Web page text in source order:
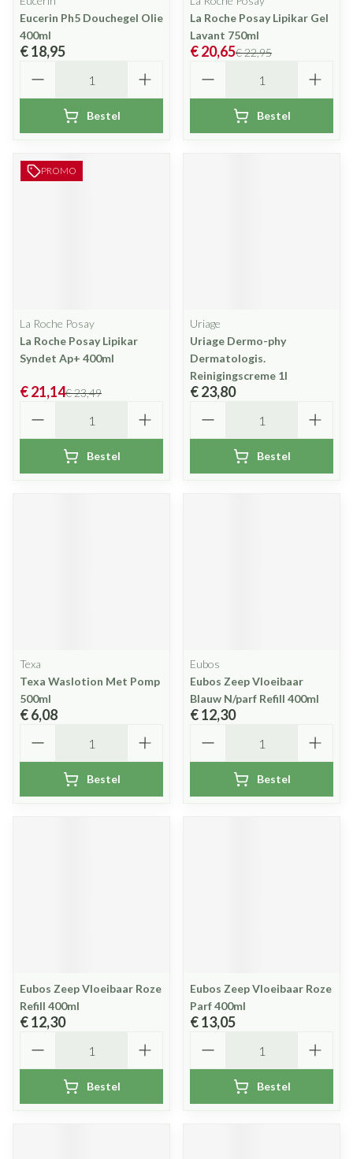
Eucerin Ph5 Douchegel Olie
400ml
€ 18,95
Bestel
La Roche Posay Lipikar Gel
Lavant 750ml
€ 22,95
€ 20,65
Bestel
PROMO
La Roche Posay
La Roche Posay Lipikar
Syndet Ap+ 400ml
€ 23,49
€ 21,14
Bestel
Uriage
Uriage Dermo-phy
Dermatologis.
Reinigingscreme 1l
€ 23,80
Bestel
Texa
Texa Waslotion Met Pomp
500ml
€ 6,08
Bestel
Eubos
Eubos Zeep Vloeibaar
Blauw N/parf Refill 400ml
€ 12,30
Bestel
Eubos Zeep Vloeibaar Roze
Refill 400ml
€ 12,30
Bestel
Eubos Zeep Vloeibaar Roze
Parf 400ml
€ 13,05
Bestel